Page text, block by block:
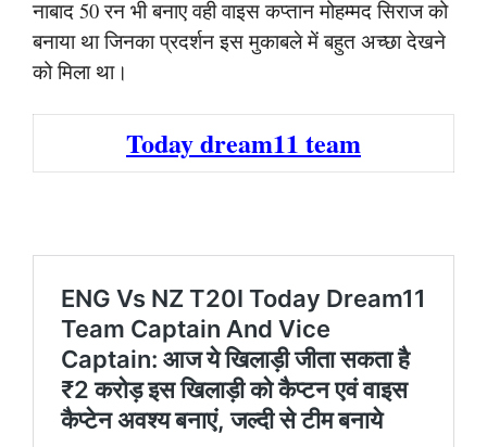
नाबाद 50 रन भी बनाए वही वाइस कप्तान मोहम्मद सिराज को
बनाया था जिनका प्रदर्शन इस मुकाबले में बहुत अच्छा देखने
को मिला था।
Today dream11 team